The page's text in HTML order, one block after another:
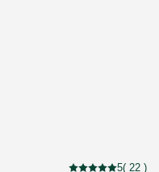
NOVINKA5( 22 )